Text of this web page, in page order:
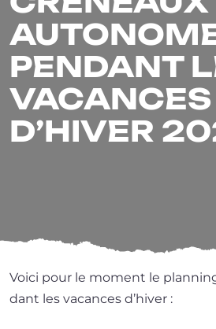
PENDANT
VACANCES
D’HIVER
Voici pour le moment le
dant les vacances d’hiver :